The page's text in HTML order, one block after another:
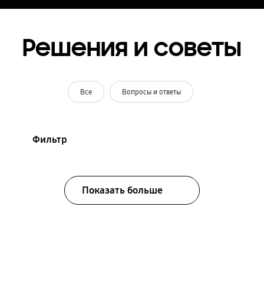
Решения и советы
Все Вопросы и ответы
Фильтр
Показать больше